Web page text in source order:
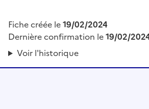
Fiche créée le19/02/2024
Dernière confirmation le19/02/
Voir l'historique